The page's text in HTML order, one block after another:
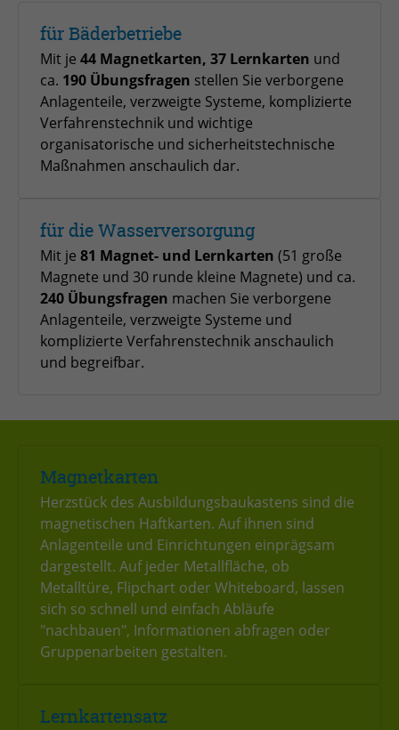
für Bäderbetriebe
Mit je 44 Magnetkarten, 37 Lernkarten und
ca. 190 Übungsfragen stellen Sie verborgene
Anlagenteile, verzweigte Systeme, komplizierte
Verfahrenstechnik und wichtige
organisatorische und sicherheitstechnische
Maßnahmen anschaulich dar.
für die Wasserversorgung
Mit je 81 Magnet- und Lernkarten (51 große
Magnete und 30 runde kleine Magnete) und ca.
240 Übungsfragen machen Sie verborgene
Anlagenteile, verzweigte Systeme und
komplizierte Verfahrenstechnik anschaulich
und begreifbar.
Magnetkarten
Herzstück des Ausbildungsbaukastens sind die
magnetischen Haftkarten. Auf ihnen sind
Anlagenteile und Einrichtungen einprägsam
dargestellt. Auf jeder Metallfläche, ob
Metalltüre, Flipchart oder Whiteboard, lassen
sich so schnell und einfach Abläufe
"nachbauen", Informationen abfragen oder
Gruppenarbeiten gestalten.
Lernkartensatz
Name SgCookieOptin.lastPreferences
Anbieter
Laufzeit 1 Jahr
Zweck
zufällig generierte ID, für die
historische Speicherung Ihrer
vorgenommen Einstellungen, falls der
Webseiten-Betreiber dies eingestellt
hat.
Name fe_typo_usr
Zweck Login geschlossener Bereich
Name be_lastLoginProvider
Anbieter TYPO3
Laufzeit 1 Monat
Zweck Admin-Login Redaktionssystem
Name be_typo3_user
Name _pk_id
Anbieter Matomo
Laufzeit 1 Jahr
Zweck
Tracking Anzahl eindeutiger und
wiederkehrender Nutzer
Name
Anbieter Matomo
Laufzeit 30 min
Zweck
Tracking Nutzerverhalten beim Besuch
Cookie-Informationen anzeigen
Einblendung von 3rd Party Content
Wir verwenden 3rd Party Content, um zusätzliche Inhalte
anzubieten, die wir nicht selbst speichern, die aber für
Webseitenbesucher nützlich sind, z.B. Kartendienste
oder Videos. Weitere Details entnehmen Sie den
Datenschutzhinweisen.